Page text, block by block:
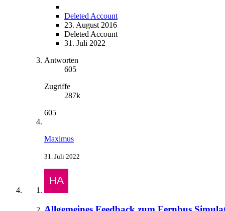
Deleted Account
23. August 2016
Deleted Account
31. Juli 2022
Antworten
605
Zugriffe
287k
605
Maximus
31. Juli 2022